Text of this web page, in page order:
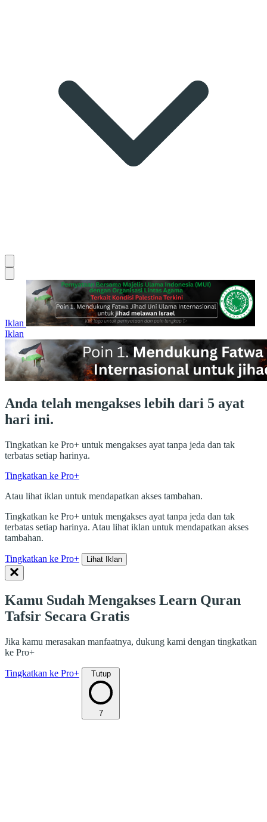
Iklan
Iklan
Anda telah mengakses lebih dari 5 ayat
hari ini.
Tingkatkan ke Pro+ untuk mengakses ayat tanpa jeda dan tak
terbatas setiap harinya.
Tingkatkan ke Pro+
Atau lihat iklan untuk mendapatkan akses tambahan.
Tingkatkan ke Pro+ untuk mengakses ayat tanpa jeda dan tak
terbatas setiap harinya. Atau lihat iklan untuk mendapatkan akses
tambahan.
Tingkatkan ke Pro+ Lihat Iklan
Kamu Sudah Mengakses Learn Quran
Tafsir Secara Gratis
Jika kamu merasakan manfaatnya, dukung kami dengan tingkatkan
ke Pro+
Tingkatkan ke Pro+ Tutup
7